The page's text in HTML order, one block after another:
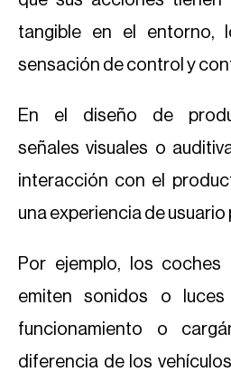
tangible en el entorno,
sensación de control y
En el diseño de
señales visuales o
interacción con el
una experiencia de usuario
Por ejemplo, los coches
emiten sonidos o
funcionamiento o
diferencia de los